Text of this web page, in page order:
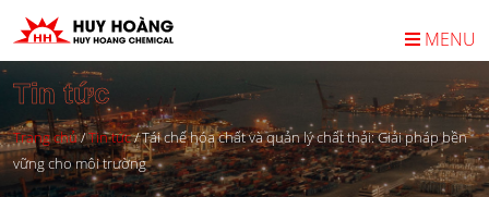
Skip
to
content
MENU
Tin tức
Trang chủ/Tin tức/Tái chế hóa chất và quản lý chất thải: Giải pháp bền
vững cho môi trường